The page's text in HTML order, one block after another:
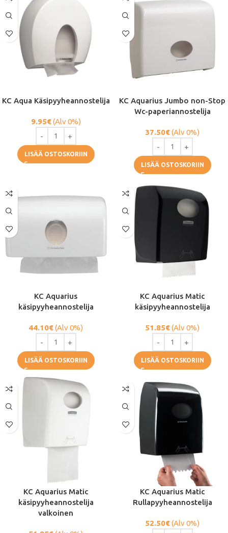
KC Aqua Käsipyyheannostelija
9.95€(Alv 0%)
LISÄÄ OSTOSKORIIN
KC Aquarius Jumbo non-Stop
Wc-paperiannostelija
37.50€(Alv 0%)
LISÄÄ OSTOSKORIIN
KC Aquarius
käsipyyheannostelija
44.10€(Alv 0%)
LISÄÄ OSTOSKORIIN
KC Aquarius Matic
käsipyyheannostelija
51.85€(Alv 0%)
LISÄÄ OSTOSKORIIN
KC Aquarius Matic
käsipyyheannostelija
valkoinen
KC Aquarius Matic
Rullapyyheannostelija
52.50€(Alv 0%)